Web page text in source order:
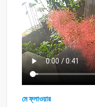
মে ফ্লাওয়ার